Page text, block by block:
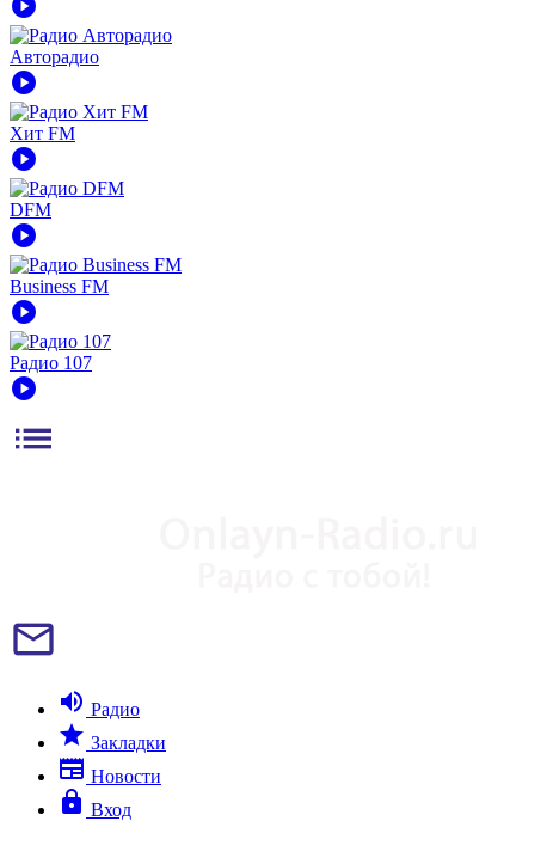
play_circle
Авторадио
play_circle
Хит FM
play_circle
DFM
play_circle
Business FM
play_circle
Радио 107
play_circle
list
mail_outline
volume_up Радио
star Закладки
newspaper Новости
lock Вход